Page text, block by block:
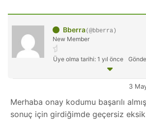
Bberra(@bberra)
New Member
Üye olma tarihi: 1 yıl önce
3
Merhaba onay kodumu başarılı
sonuç için girdiğimde geçersiz